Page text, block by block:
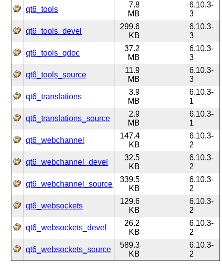
qt6_tools
7.8
MB
6.10.3-
3
qt6_tools_devel
299.6
KB
6.10.3-
3
qt6_tools_qdoc
37.2
MB
6.10.3-
3
qt6_tools_source
11.9
MB
6.10.3-
3
qt6_translations
3.9
MB
6.10.3-
1
qt6_translations_source
2.9
MB
6.10.3-
1
qt6_webchannel
147.4
KB
6.10.3-
2
qt6_webchannel_devel
32.5
KB
6.10.3-
2
qt6_webchannel_source
339.5
KB
6.10.3-
2
qt6_websockets
129.6
KB
6.10.3-
2
qt6_websockets_devel
26.2
KB
6.10.3-
2
qt6_websockets_source
589.3
KB
6.10.3-
2